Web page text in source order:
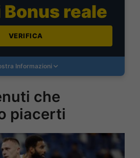
reale
VERIFICA
Informazioni
che
piacerti